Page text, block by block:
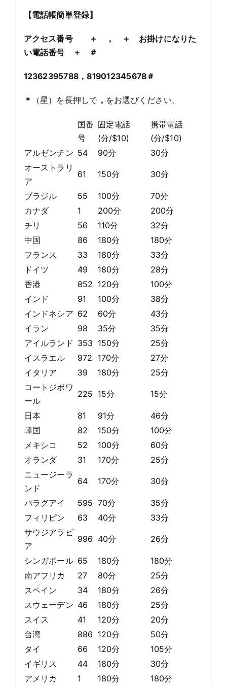
【電話帳簡単登録】
アクセス番号 ＋ ， ＋ お掛けになりた
い電話番号 ＋ ＃
12362395788，819012345678＃
＊ （星）を長押しで， をお選びください。
国番
号
固定電話
(分/$10)
携帯電話
(分/$10)
アルゼンチン 54 90分
30分
オーストラリ
ア
61 150分 30分
ブラジル 55 100分
70分
カナダ
1 200分
200分
チリ
56 110分
32分
中国
86 180分
180分
フランス
33 180分
33分
ドイツ
49 180分
28分
香港
852 120分
100分
インド
91 100分
38分
インドネシア 62 60分
43分
イラン
98 35分
35分
アイルランド 353 150分
25分
イスラエル
972 170分
27分
イタリア
39 180分
25分
コートジボワ
ール
225 15分 15分
日本 81 91分
46分
韓国
82 150分
100分
メキシコ
52 100分
60分
オランダ
31 170分
25分
ニュージーラ
ンド
64 170分 30分
パラグアイ 595 70分
35分
フィリピン
63 40分
33分
サウジアラビ
ア
996 40分 26分
シンガポール 65 180分
180分
南アフリカ
27 80分
25分
スペイン
34 180分
26分
スウェーデン 46 180分
25分
スイス
41 120分
20分
台湾
886 120分
50分
タイ
66 120分
105分
イギリス
44 180分
30分
アメリカ
1 180分
180分